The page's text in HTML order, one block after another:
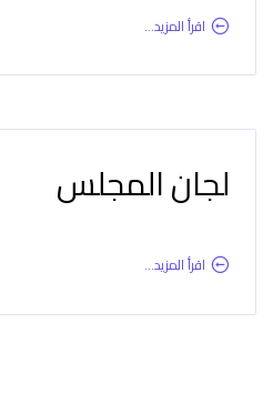
اقرأ المزيد...
لجان المجلس
اقرأ المزيد...